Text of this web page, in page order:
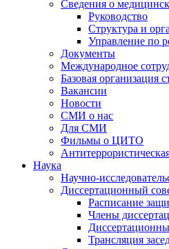
Сведения о
Руководство
Структура и
Управление по
Документы
Международное
Базовая организация
Вакансии
Новости
СМИ о нас
Для СМИ
Фильмы о ЦИТО
Наука
Научно-
Диссертационный
Расписание
Члены
Трансляция